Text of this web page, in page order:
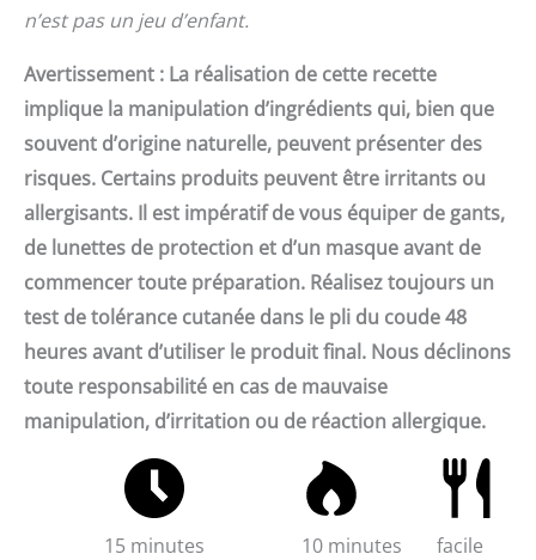
n’est pas un jeu d’enfant.
Avertissement : La réalisation de cette recette
implique la manipulation d’ingrédients qui, bien que
souvent d’origine naturelle, peuvent présenter des
risques. Certains produits peuvent être irritants ou
allergisants. Il est impératif de vous équiper de gants,
de lunettes de protection et d’un masque avant de
commencer toute préparation. Réalisez toujours un
test de tolérance cutanée dans le pli du coude 48
heures avant d’utiliser le produit final. Nous déclinons
toute responsabilité en cas de mauvaise
manipulation, d’irritation ou de réaction allergique.
15 minutes 10 minutes facile